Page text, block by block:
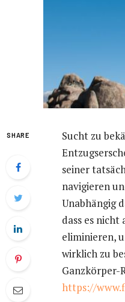
SHARE
Sucht zu
seiner
navigieren
Unabhängig
dass es
eliminieren,
wirklich zu
Ganzkörper-
https://